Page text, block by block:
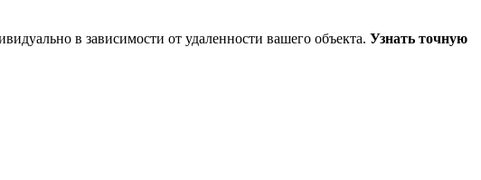
в зависимости от удаленности вашего объекта. Узнать точную